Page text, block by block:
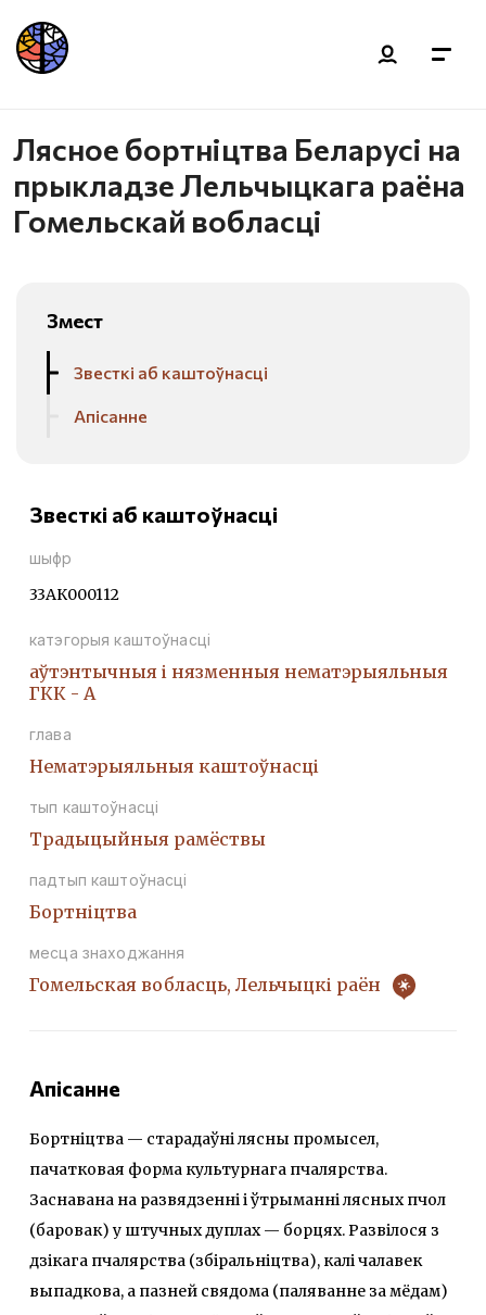
Лясное бортніцтва Беларусі на
прыкладзе Лельчыцкага раёна
Гомельскай вобласці
Змест
Звесткі аб каштоўнасці
Апісанне
Звесткі аб каштоўнасці
шыфр
33АК000112
катэгорыя каштоўнасці
аўтэнтычныя і нязменныя нематэрыяльныя
ГКК - А
глава
Нематэрыяльныя каштоўнасці
тып каштоўнасці
Традыцыйныя рамёствы
падтып каштоўнасці
Бортніцтва
месца знаходжання
Гомельская вобласць, Лельчыцкі раён
Апісанне
Бортніцтва — старадаўні лясны промысел,
пачатковая форма культурнага пчалярства.
Заснавана на развядзенні і ўтрыманні лясных пчол
(баровак) у штучных дуплах — борцях. Развілося з
дзікага пчалярства (збіральніцтва), калі чалавек
выпадкова, а пазней свядома (паляванне за мёдам)